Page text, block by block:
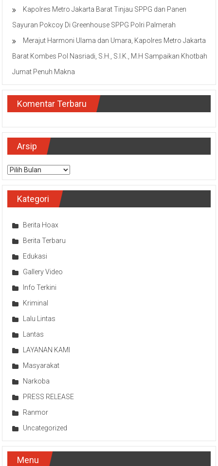
Kapolres Metro Jakarta Barat Tinjau SPPG dan Panen
Sayuran Pokcoy Di Greenhouse SPPG Polri Palmerah
Merajut Harmoni Ulama dan Umara, Kapolres Metro Jakarta
Barat Kombes Pol Nasriadi, S.H., S.I.K., M.H Sampaikan Khotbah
Jumat Penuh Makna
Komentar Terbaru
Arsip
Arsip
Kategori
Berita Hoax
Berita Terbaru
Edukasi
Gallery Video
Info Terkini
Kriminal
Lalu Lintas
Lantas
LAYANAN KAMI
Masyarakat
Narkoba
PRESS RELEASE
Ranmor
Uncategorized
Menu